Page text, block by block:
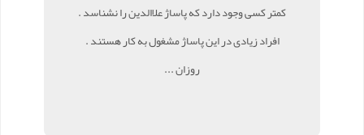
کمتر کسی وجود دارد که پاساژ علاالدین را نشناسد .
افراد زیادی در این پاساژ مشغول به کار هستند .
روزان ...